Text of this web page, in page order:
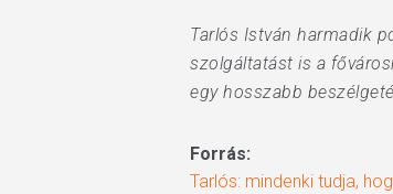
Tarlós István harmadik
szolgáltatást is a
egy hosszabb
Forrás:
Tarlós: mindenki tudja,